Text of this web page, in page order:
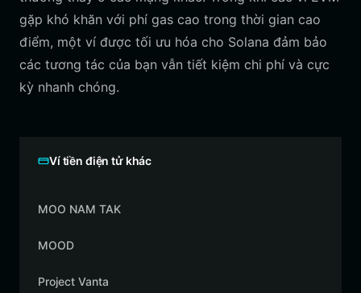
gặp khó khăn với phí gas cao trong thời gian cao
điểm, một ví được tối ưu hóa cho Solana đảm bảo
các tương tác của bạn vẫn tiết kiệm chi phí và cực
kỳ nhanh chóng.
Ví tiền điện tử khác
MOO NAM TAK
MOOD
Project Vanta